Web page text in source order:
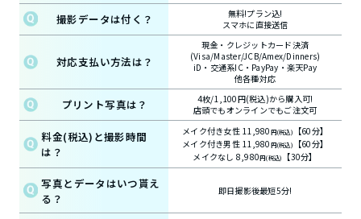
撮影データは付く？
無料!プラン込!
スマホに直接送信
対応支払い方法は？
現金・クレジットカード決済
(Visa/Master/JCB/Amex/Dinners)
iD・交通系IC・PayPay・楽天Pay
他各種対応
プリント写真は？
4枚/1,100円(税込)から購入可!
店頭でもオンラインでもご注文可
料金(税込)と撮影時間
は？
メイク付き女性 11,980 円(税込)
【60分】
メイク付き男性 11,980 円(税込)
【60分】
メイクなし 8,980円(税込) 【30分】
写真とデータはいつ貰え
る？
即日撮影後最短5分!